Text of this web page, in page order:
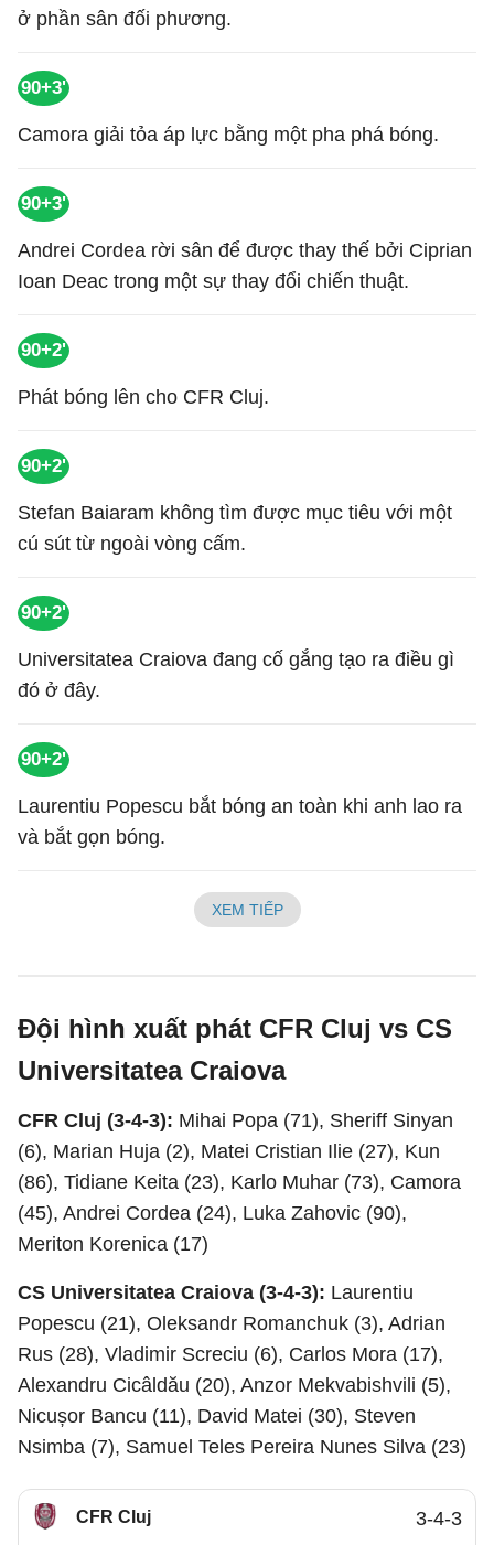
ở phần sân đối phương.
90+3'
Camora giải tỏa áp lực bằng một pha phá bóng.
90+3'
Andrei Cordea rời sân để được thay thế bởi Ciprian
Ioan Deac trong một sự thay đổi chiến thuật.
90+2'
Phát bóng lên cho CFR Cluj.
90+2'
Stefan Baiaram không tìm được mục tiêu với một
cú sút từ ngoài vòng cấm.
90+2'
Universitatea Craiova đang cố gắng tạo ra điều gì
đó ở đây.
90+2'
Laurentiu Popescu bắt bóng an toàn khi anh lao ra
và bắt gọn bóng.
XEM TIẾP
Đội hình xuất phát CFR Cluj vs CS
Universitatea Craiova
CFR Cluj (3-4-3): Mihai Popa (71), Sheriff Sinyan
(6), Marian Huja (2), Matei Cristian Ilie (27), Kun
(86), Tidiane Keita (23), Karlo Muhar (73), Camora
(45), Andrei Cordea (24), Luka Zahovic (90),
Meriton Korenica (17)
CS Universitatea Craiova (3-4-3): Laurentiu
Popescu (21), Oleksandr Romanchuk (3), Adrian
Rus (28), Vladimir Screciu (6), Carlos Mora (17),
Alexandru Cicâldău (20), Anzor Mekvabishvili (5),
Nicușor Bancu (11), David Matei (30), Steven
Nsimba (7), Samuel Teles Pereira Nunes Silva (23)
CFR Cluj 3-4-3